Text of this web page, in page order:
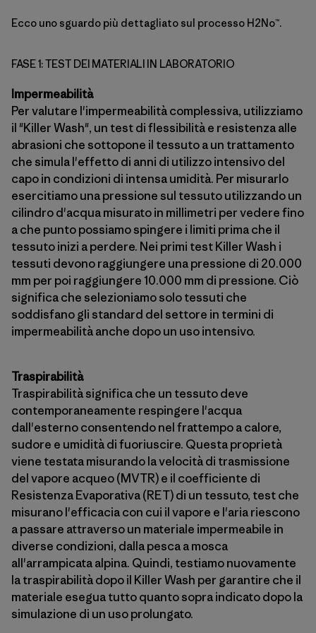
Ecco uno sguardo più dettagliato sul processo H2No™.
FASE 1: TEST DEI MATERIALI IN LABORATORIO
Impermeabilità
Per valutare l'impermeabilità complessiva, utilizziamo
il "Killer Wash", un test di flessibilità e resistenza alle
abrasioni che sottopone il tessuto a un trattamento
che simula l'effetto di anni di utilizzo intensivo del
capo in condizioni di intensa umidità. Per misurarlo
esercitiamo una pressione sul tessuto utilizzando un
cilindro d'acqua misurato in millimetri per vedere fino
a che punto possiamo spingere i limiti prima che il
tessuto inizi a perdere. Nei primi test Killer Wash i
tessuti devono raggiungere una pressione di 20.000
mm per poi raggiungere 10.000 mm di pressione. Ciò
significa che selezioniamo solo tessuti che
soddisfano gli standard del settore in termini di
impermeabilità anche dopo un uso intensivo.
Traspirabilità
Traspirabilità significa che un tessuto deve
contemporaneamente respingere l'acqua
dall'esterno consentendo nel frattempo a calore,
sudore e umidità di fuoriuscire. Questa proprietà
viene testata misurando la velocità di trasmissione
del vapore acqueo (MVTR) e il coefficiente di
Resistenza Evaporativa (RET) di un tessuto, test che
misurano l'efficacia con cui il vapore e l'aria riescono
a passare attraverso un materiale impermeabile in
diverse condizioni, dalla pesca a mosca
all'arrampicata alpina. Quindi, testiamo nuovamente
la traspirabilità dopo il Killer Wash per garantire che il
materiale esegua tutto quanto sopra indicato dopo la
simulazione di un uso prolungato.